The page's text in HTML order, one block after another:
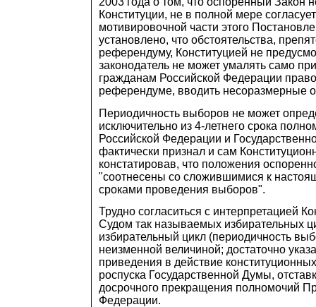
Конституции, не в полной мере
мотивировочной части этого
установлено, что обстоятельства,
референдуму, Конституцией не
законодатель не может умалять само
гражданам Российской Федерации
референдуме, вводить несоразмерные
Периодичность выборов не может
исключительно из 4-летнего срока
Российской Федерации и
фактически признал и сам
констатировав, что положения
"соотнесены со сложившимися к
сроками проведения выборов".
Трудно согласиться с интерпретацией
Судом так называемых избирательных
избирательный цикл (периодичность
неизменной величиной; достаточно
приведения в действие
роспуска Государственной Думы,
досрочного прекращения полномочий
Федерации.